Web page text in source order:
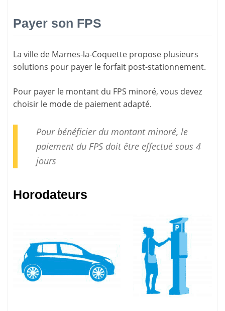
Payer son FPS
La ville de Marnes-la-Coquette propose plusieurs
solutions pour payer le forfait post-stationnement.
Pour payer le montant du FPS minoré, vous devez
choisir le mode de paiement adapté.
Pour bénéficier du montant minoré, le
paiementdu FPS doit être effectué sous 4
jours
Horodateurs